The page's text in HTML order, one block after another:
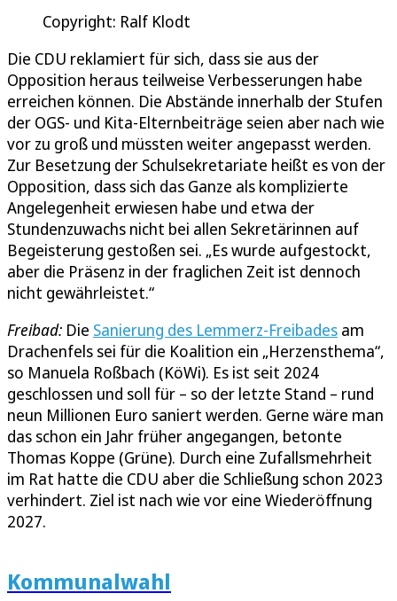
Copyright: Ralf Klodt
Die CDU reklamiert für sich, dass sie aus der
Opposition heraus teilweise Verbesserungen habe
erreichen können. Die Abstände innerhalb der Stufen
der OGS- und Kita-Elternbeiträge seien aber nach wie
vor zu groß und müssten weiter angepasst werden.
Zur Besetzung der Schulsekretariate heißt es von der
Opposition, dass sich das Ganze als komplizierte
Angelegenheit erwiesen habe und etwa der
Stundenzuwachs nicht bei allen Sekretärinnen auf
Begeisterung gestoßen sei. „Es wurde aufgestockt,
aber die Präsenz in der fraglichen Zeit ist dennoch
nicht gewährleistet.“
Freibad: Die Sanierung des Lemmerz-Freibades am
Drachenfels sei für die Koalition ein „Herzensthema“,
so Manuela Roßbach (KöWi). Es ist seit 2024
geschlossen und soll für – so der letzte Stand – rund
neun Millionen Euro saniert werden. Gerne wäre man
das schon ein Jahr früher angegangen, betonte
Thomas Koppe (Grüne). Durch eine Zufallsmehrheit
im Rat hatte die CDU aber die Schließung schon 2023
verhindert. Ziel ist nach wie vor eine Wiederöffnung
2027.
Kommunalwahl